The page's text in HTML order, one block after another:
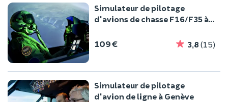
Simulateur de pilotage
d'avions de chasse F16/F35 à
109 € 3,8 (15)
Simulateur de pilotage
d'avion de ligne à Genève